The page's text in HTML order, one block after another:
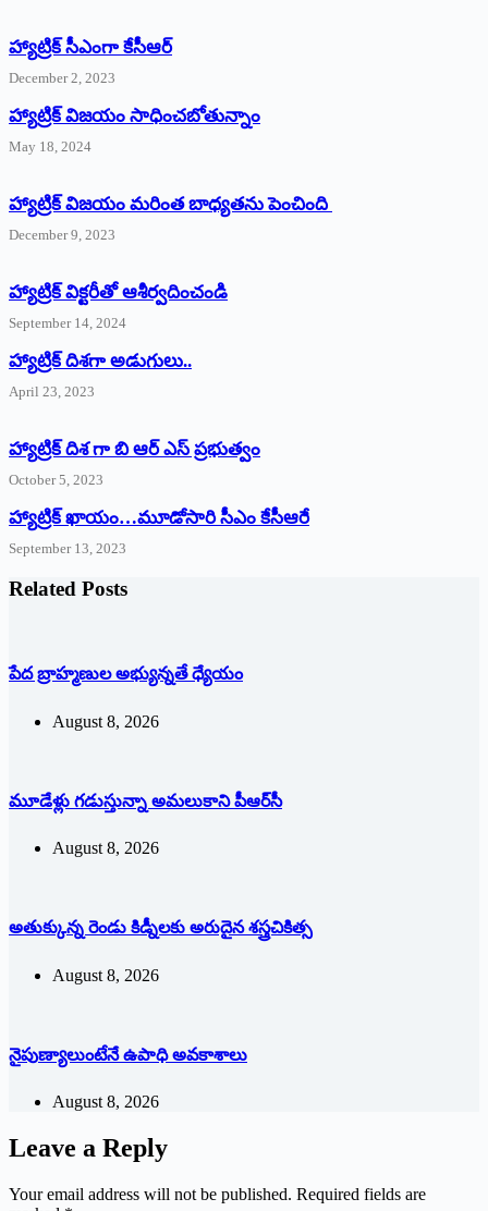
హ్యాట్రిక్‌ ‌సీఎంగా కేసీఆర్‌
December 2, 2023
హ్యాట్రిక్‌ విజయం సాధించబోతున్నాం
May 18, 2024
హ్యాట్రిక్ విజయం మరింత బాధ్యతను పెంచింది
December 9, 2023
హ్యాట్రిక్‌ ‌విక్టరీతో ఆశీర్వదించండి
September 14, 2024
‌హ్యాట్రిక్‌ ‌దిశగా అడుగులు..
April 23, 2023
హ్యాట్రిక్ దిశ గా బి ఆర్ ఎస్ ప్రభుత్వం
October 5, 2023
హ్యాట్రిక్‌ ‌ఖాయం…మూడోసారి సీఎం కేసీఆరే
September 13, 2023
Related Posts
పేద బ్రాహ్మణుల అభ్యున్నతే ధ్యేయం
August 8, 2026
మూడేళ్లు గ‌డుస్తున్నా అమ‌లుకాని పీఆర్‌సీ
August 8, 2026
అతుక్కున్న రెండు కిడ్నీలకు అరుదైన శస్త్రచికిత్స
August 8, 2026
నైపుణ్యాలుంటేనే ఉపాధి అవకాశాలు
August 8, 2026
Leave a Reply
Your email address will not be published. Required fields are